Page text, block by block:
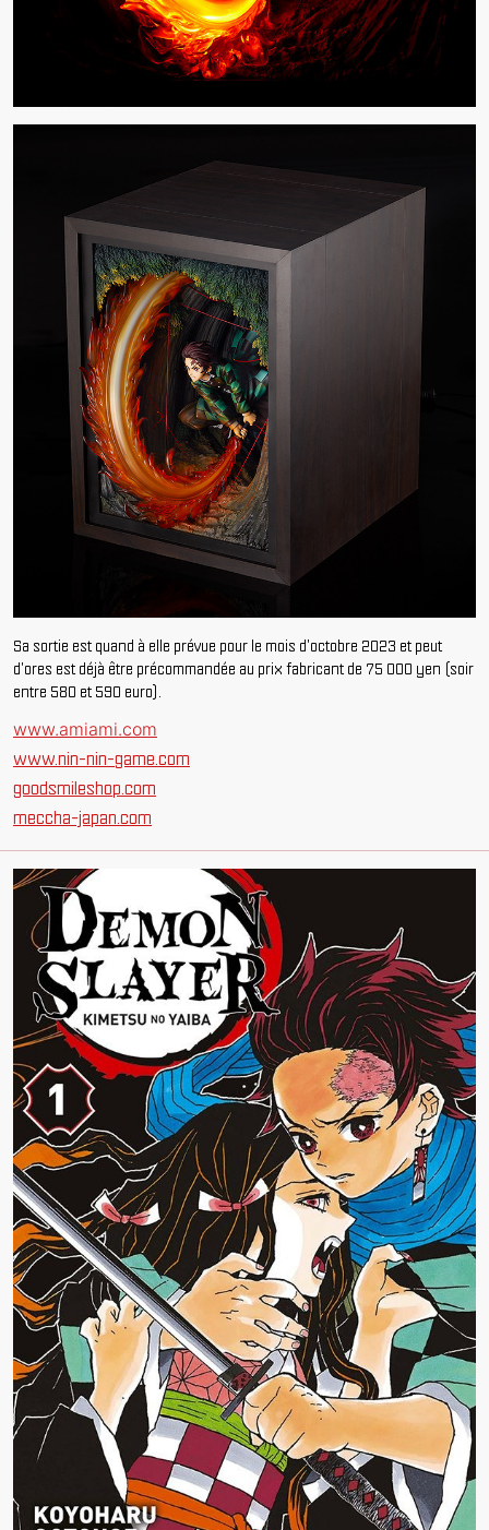
Sa sortie est quand à elle prévue pour le mois d'octobre 2023 et peut
d'ores est déjà être précommandée au prix fabricant de 75 000 yen (soir
entre 580 et 590 euro).
www.amiami.com
www.nin-nin-game.com
goodsmileshop.com
meccha-japan.com